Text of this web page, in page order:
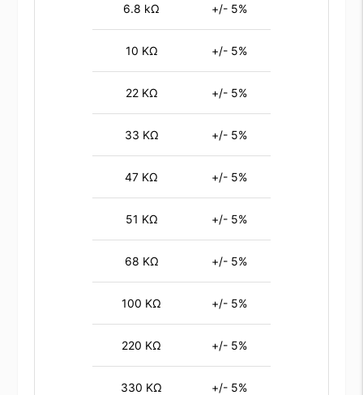
6.8 kΩ +/- 5%
10 KΩ +/- 5%
22 KΩ +/- 5%
33 KΩ +/- 5%
47 KΩ +/- 5%
51 KΩ +/- 5%
68 KΩ +/- 5%
100 KΩ +/- 5%
220 KΩ +/- 5%
330 KΩ +/- 5%